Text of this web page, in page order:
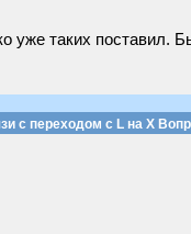
уже таких
с переходом с L на Х